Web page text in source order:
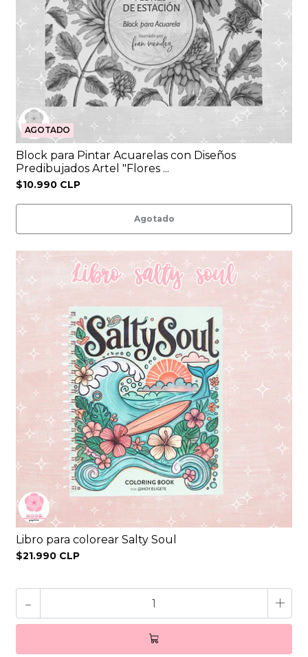
AGOTADO
Block para Pintar Acuarelas con Diseños
Predibujados Artel "Flores ...
$10.990 CLP
Agotado
Libro para colorear Salty Soul
$21.990 CLP
- +